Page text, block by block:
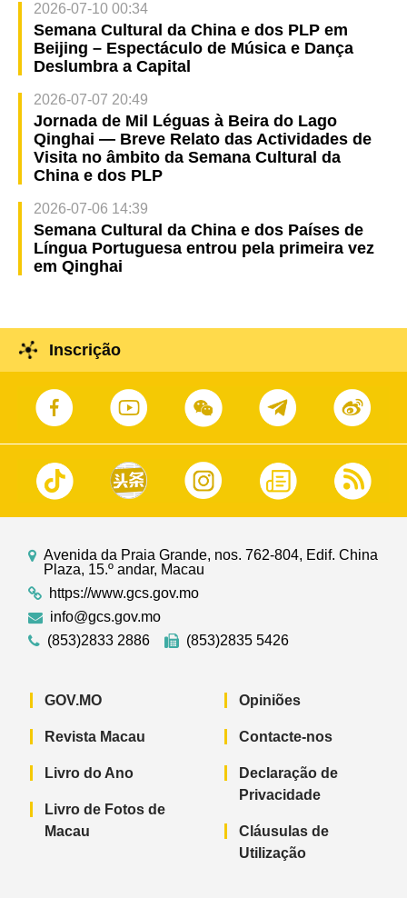
2026-07-10 00:34
Semana Cultural da China e dos PLP em
Beijing – Espectáculo de Música e Dança
Deslumbra a Capital
2026-07-07 20:49
Jornada de Mil Léguas à Beira do Lago
Qinghai — Breve Relato das Actividades de
Visita no âmbito da Semana Cultural da
China e dos PLP
2026-07-06 14:39
Semana Cultural da China e dos Países de
Língua Portuguesa entrou pela primeira vez
em Qinghai
Inscrição
Avenida da Praia Grande, nos. 762-804, Edif. China
Plaza, 15.º andar, Macau
https://www.gcs.gov.mo
info@gcs.gov.mo
(853)2833 2886
(853)2835 5426
GOV.MO
Revista Macau
Livro do Ano
Livro de Fotos de
Macau
Opiniões
Contacte-nos
Declaração de
Privacidade
Cláusulas de
Utilização